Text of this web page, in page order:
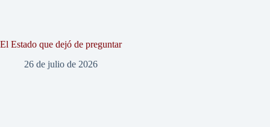
El Estado que dejó de preguntar
26 de julio de 2026